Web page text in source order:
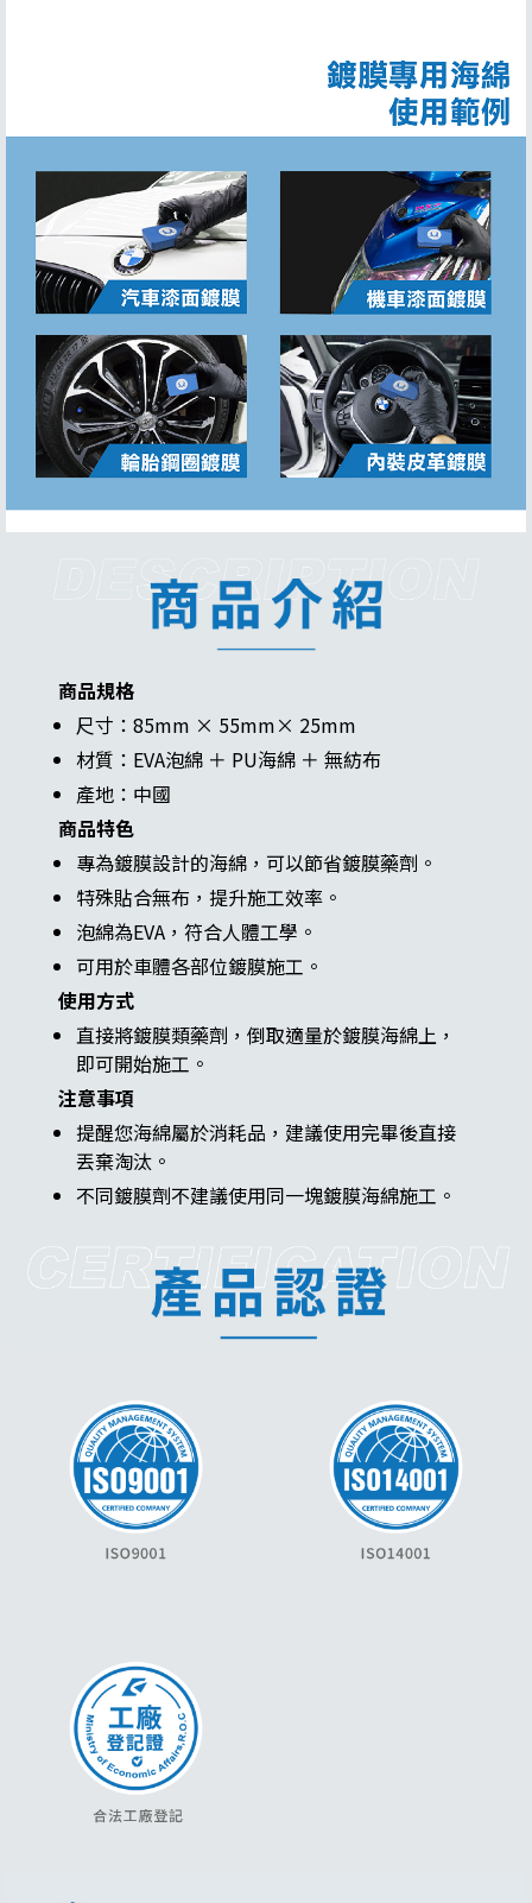
商品規格
尺寸：85mm × 55mm× 25mm
材質：EVA泡綿 ＋ PU海綿 ＋ 無紡布
產地：中國
商品特色
專為鍍膜設計的海綿，可以節省鍍膜藥劑。
特殊貼合無布，提升施工效率。
泡綿為EVA，符合人體工學。
可用於車體各部位鍍膜施工。
使用方式
直接將鍍膜類藥劑，倒取適量於鍍膜海綿上，
即可開始施工。
注意事項
提醒您海綿屬於消耗品，建議使用完畢後直接
丟棄淘汰。
不同鍍膜劑不建議使用同一塊鍍膜海綿施工。